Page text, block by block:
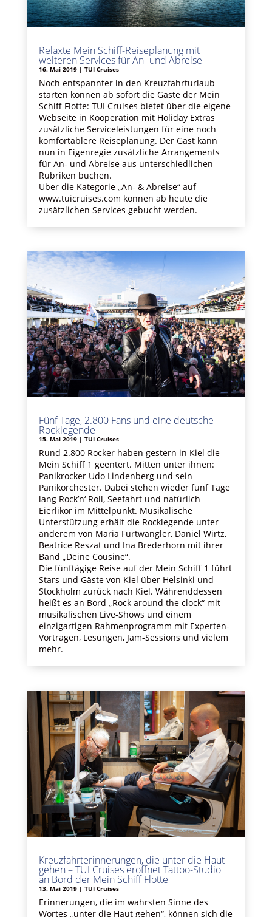
Relaxte Mein Schiff-Reiseplanung mit
weiteren Services für An- und Abreise
16. Mai 2019| TUI Cruises
Noch entspannter in den Kreuzfahrturlaub
starten können ab sofort die Gäste der Mein
Schiff Flotte: TUI Cruises bietet über die eigene
Webseite in Kooperation mit Holiday Extras
zusätzliche Serviceleistungen für eine noch
komfortablere Reiseplanung. Der Gast kann
nun in Eigenregie zusätzliche Arrangements
für An- und Abreise aus unterschiedlichen
Rubriken buchen.
Über die Kategorie „An- & Abreise“ auf
www.tuicruises.com können ab heute die
zusätzlichen Services gebucht werden.
Fünf Tage, 2.800 Fans und eine deutsche
Rocklegende
15. Mai 2019| TUI Cruises
Rund 2.800 Rocker haben gestern in Kiel die
Mein Schiff 1 geentert. Mitten unter ihnen:
Panikrocker Udo Lindenberg und sein
Panikorchester. Dabei stehen wieder fünf Tage
lang Rock’n‘ Roll, Seefahrt und natürlich
Eierlikör im Mittelpunkt. Musikalische
Unterstützung erhält die Rocklegende unter
anderem von Maria Furtwängler, Daniel Wirtz,
Beatrice Reszat und Ina Brederhorn mit ihrer
Band „Deine Cousine“.
Die fünftägige Reise auf der Mein Schiff 1 führt
Stars und Gäste von Kiel über Helsinki und
Stockholm zurück nach Kiel. Währenddessen
heißt es an Bord „Rock around the clock“ mit
musikalischen Live-Shows und einem
einzigartigen Rahmenprogramm mit Experten-
Vorträgen, Lesungen, Jam-Sessions und vielem
mehr.
Kreuzfahrterinnerungen, die unter die Haut
gehen – TUI Cruises eröffnet Tattoo-Studio
an Bord der Mein Schiff Flotte
13. Mai 2019| TUI Cruises
Erinnerungen, die im wahrsten Sinne des
Wortes „unter die Haut gehen“, können sich die